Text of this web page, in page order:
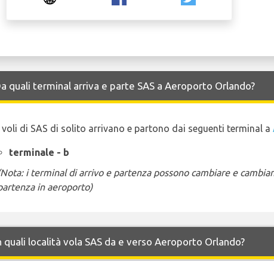
quali terminal arriva e parte SAS a Aeroporto Orlando?
I voli di SAS di solito arrivano e partono dai seguenti terminal a
terminale - b
i terminal di arrivo e partenza possono cambiare e
in aeroporto)
quali località vola SAS da e verso Aeroporto Orlando?